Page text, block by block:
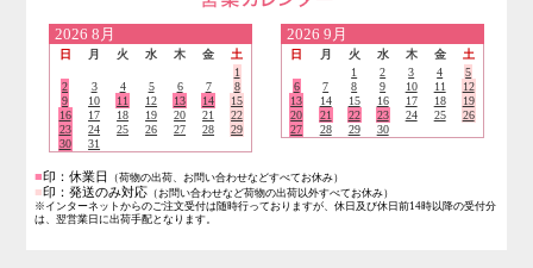
2026 8月
日 月 火 水 木 金
土
1
2
3 4 5 6 7
8
9
10 11 12 13 14
15
16
17 18 19 20 21
22
23
24 25 26 27 28
29
30
31
2026 9月
日 月 火 水 木 金
土
1
2 3 4
5
6
7 8 9 10 11
12
13
14 15 16 17 18
19
20
21 22 23 24 25
26
27
28 29 30
■印：休業日 （荷物の出荷、お問い合わせなどすべてお休み）
■印：発送のみ対応 （お問い合わせなど荷物の出荷以外すべてお休み）
※インターネットからのご注文受付は随時行っておりますが、休日及び休日前14時以降の受付分
は、翌営業日に出荷手配となります。